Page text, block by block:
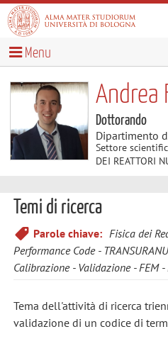
Menu
Andrea
Dottorando
Dipartimento
Settore
DEI REATTORI
Temi di ricerca
Parole chiave: Fisica dei
Performance Code
Calibrazione
Validazione FEM
Tema dell'attività di ricerca
validazione di un codice di